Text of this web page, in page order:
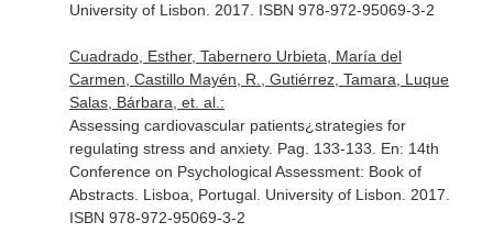
University of Lisbon. 2017. ISBN 978-972-95069-3-2
Cuadrado, Esther, Tabernero Urbieta, María del
Carmen, Castillo Mayén, R., Gutiérrez, Tamara, Luque
Salas, Bárbara, et. al.:
Assessing cardiovascular patients¿strategies for
regulating stress and anxiety. Pag. 133-133. En: 14th
Conference on Psychological Assessment: Book of
Abstracts. Lisboa, Portugal. University of Lisbon. 2017.
ISBN 978-972-95069-3-2